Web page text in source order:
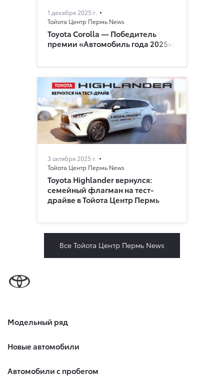
1 декабря 2025 г.
Тойота Центр Пермь News
Toyota Corolla — Победитель
премии «Автомобиль года 2025»!
3 октября 2025 г.
Тойота Центр Пермь News
Toyota Highlander вернулся:
семейный флагман на тест-
драйве в Тойота Центр Пермь
Все Тойота Центр Пермь News
Модельный ряд
Новые автомобили
Автомобили с пробегом